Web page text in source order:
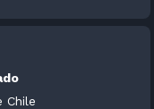
Chile